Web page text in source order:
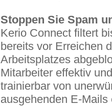
Stoppen Sie Spam
Kerio Connect filtert
bereits vor Erreichen
Arbeitsplatzes
Mitarbeiter effektiv
trainierbar von
ausgehenden E-Mails